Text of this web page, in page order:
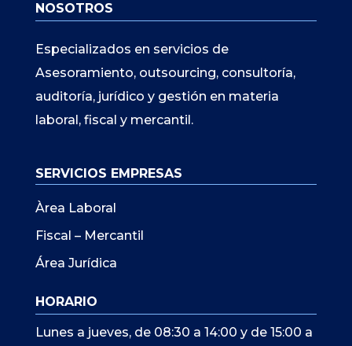
NOSOTROS
Especializados en servicios de
Asesoramiento, outsourcing, consultoría,
auditoría, jurídico y gestión en materia
laboral, fiscal y mercantil.
SERVICIOS EMPRESAS
Àrea Laboral
Fiscal – Mercantil
Área Jurídica
HORARIO
Lunes a jueves, de 08:30 a 14:00 y de 15:00 a